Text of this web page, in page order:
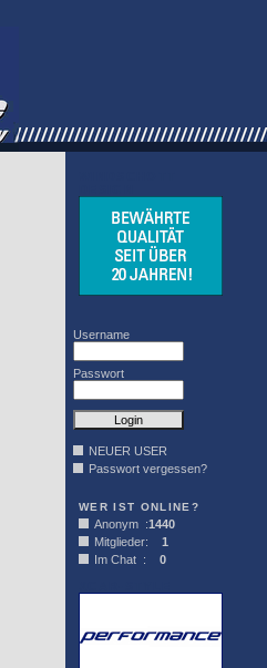
Username
Passwort
NEUER USER
Passwort vergessen?
WER IST ONLINE?
Anonym :1440
Mitglieder: 1
Im Chat : 0